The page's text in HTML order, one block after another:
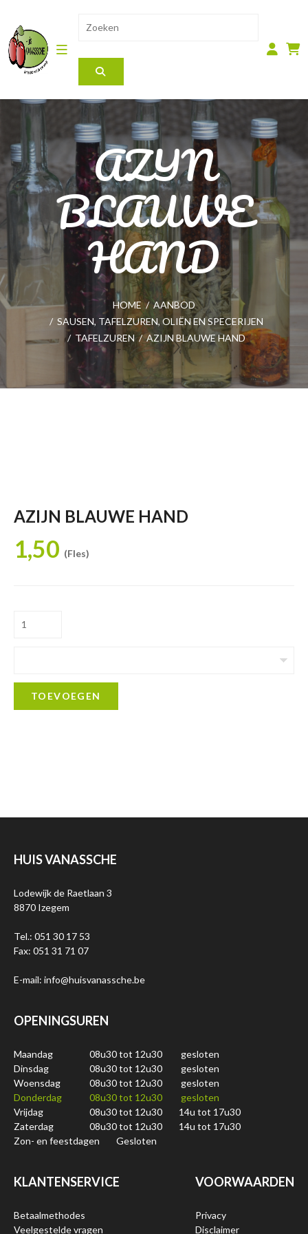
AZIJN
BLAUWE
HAND
HOME / AANBOD
/ SAUSEN, TAFELZUREN, OLIËN EN SPECERIJEN
/ TAFELZUREN / AZIJN BLAUWE HAND
AZIJN BLAUWE HAND
1,50 (Fles)
TOEVOEGEN
HUIS VANASSCHE
Lodewijk de Raetlaan 3
8870 Izegem
Tel.: 051 30 17 53
Fax: 051 31 71 07
E-mail: info@huisvanassche.be
OPENINGSUREN
Maandag 08u30 tot 12u30
gesloten
Dinsdag
08u30 tot 12u30
gesloten
Woensdag
08u30 tot 12u30
gesloten
Donderdag
08u30 tot 12u30
gesloten
Vrijdag
08u30 tot 12u30
14u tot 17u30
Zaterdag
08u30 tot 12u30
14u tot 17u30
Zon- en feestdagen
Gesloten
KLANTENSERVICE
Betaalmethodes
Veelgestelde vragen
VOORWAARDEN
Privacy
Disclaimer